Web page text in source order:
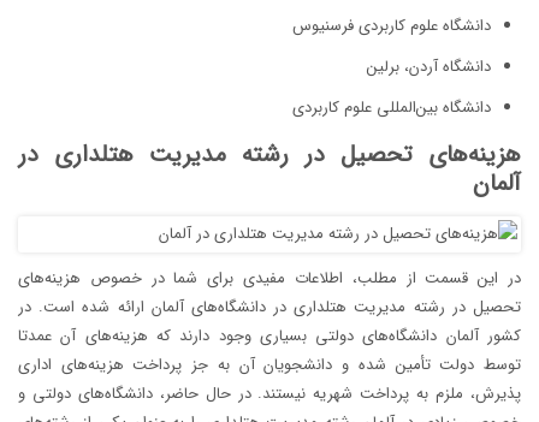
دانشگاه علوم کاربردی فرسنیوس
دانشگاه آردن، برلین
دانشگاه بین‌المللی علوم کاربردی
هزینه‌های تحصیل در رشته مدیریت هتلداری در
آلمان
در این قسمت از مطلب، اطلاعات مفیدی برای شما در خصوص هزینه‌های
تحصیل در رشته مدیریت هتلداری در دانشگاه‌های آلمان ارائه شده است. در
کشور آلمان دانشگاه‌های دولتی بسیاری وجود دارند که هزینه‌های آن عمدتا
توسط دولت تأمین شده و دانشجویان آن به جز پرداخت هزینه‌های اداری
پذیرش، ملزم به پرداخت شهریه نیستند. در حال حاضر، دانشگاه‌های دولتی و